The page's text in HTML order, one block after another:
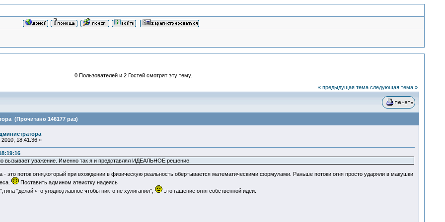
0 Пользователей и 2 Гостей смотрят эту тему.
« предыдущая тема следующая тема »
(Прочитано 146177 раз)
18:41:36 »
вызывает уважение. Именно так я и представлял ИДЕАЛЬНОЕ решение.
это поток огня,который при вхождении в физическую реальность обертывается математическими формулами. Раньше потоки огня просто ударяли в макушки
Поставить админом атеистку надеясь
"делай что угодно,главное чтобы никто не хулиганил",
это гашение огня собственной идеи.